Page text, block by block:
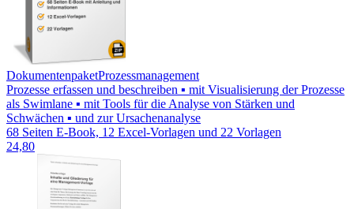
DokumentenpaketProzessmanagement
Prozesse erfassen und beschreiben ▪ mit Visualisierung der Prozesse
als Swimlane ▪ mit Tools für die Analyse von Stärken und
Schwächen ▪ und zur Ursachenanalyse
68 Seiten E-Book, 12 Excel-Vorlagen und 22 Vorlagen
24,80